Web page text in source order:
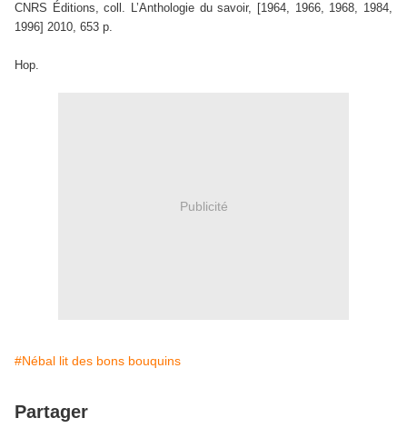
CNRS Éditions, coll. L’Anthologie du savoir, [1964, 1966, 1968, 1984,
1996] 2010, 653 p.
Hop.
Publicité
#Nébal lit des bons bouquins
Partager